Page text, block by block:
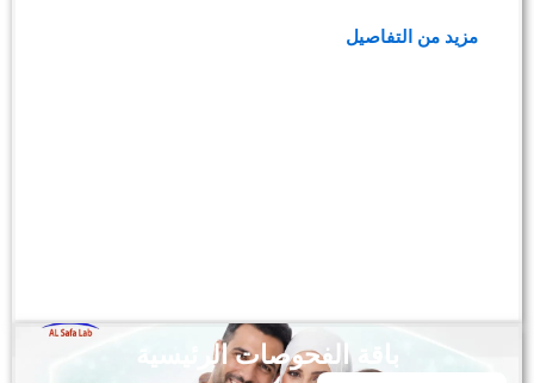
مزيد من التفاصيل
باقة الفحوصات الرئيسية